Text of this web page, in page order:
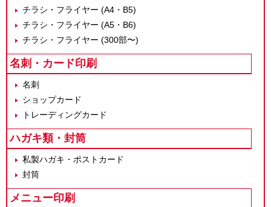
チラシ・フライヤー (A4・B5)
チラシ・フライヤー (A5・B6)
チラシ・フライヤー (300部〜)
名刺・カード印刷
名刺
ショップカード
トレーディングカード
ハガキ類・封筒
私製ハガキ・ポストカード
封筒
メニュー印刷